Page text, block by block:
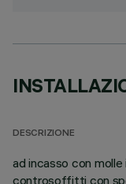
DESCRIZIONE
ad incasso con
controsoffitti con